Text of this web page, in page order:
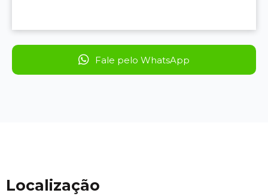
Fale pelo WhatsApp
Localização